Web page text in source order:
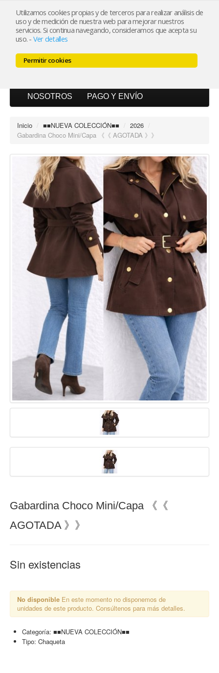
Utilizamos cookies propias y de terceros para realizar análisis de
uso y de medición de nuestra web para mejorar nuestros
servicios. Si continua navegando, consideramos que acepta su
uso. - Ver detalles
Permitir cookies
Mi cuenta
NOSOTROS PAGO Y ENVÍO
Inicio / ■■NUEVA COLECCIÓN■■ / 2026 /
Gabardina Choco Mini/Capa 《《 AGOTADA 》》
Gabardina Choco Mini/Capa 《《
AGOTADA 》》
Sin existencias
No disponible En este momento no disponemos de
unidades de este producto. Consúltenos para más detalles.
Categoría: ■■NUEVA COLECCIÓN■■
Tipo: Chaqueta